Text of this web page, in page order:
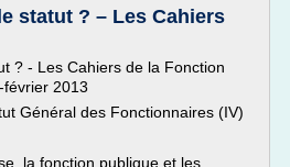
statut ? – Les Cahiers
? - Les Cahiers de la Fonction
février 2013
Général des Fonctionnaires (IV)
la fonction publique et les